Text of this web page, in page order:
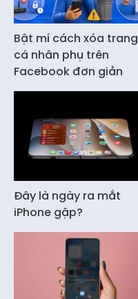
Bật mí cách xóa trang
cá nhân phụ trên
Facebook đơn giản
Đây là ngày ra mắt
iPhone gập?